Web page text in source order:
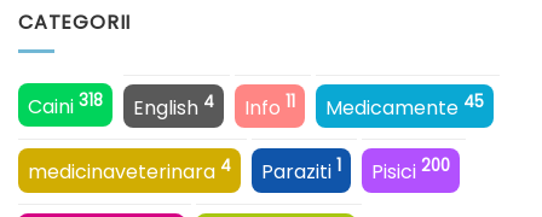
CATEGORII
Caini 318 English 4 Info 11 Medicamente 45
medicinaveterinara 4 Paraziti 1 Pisici 200